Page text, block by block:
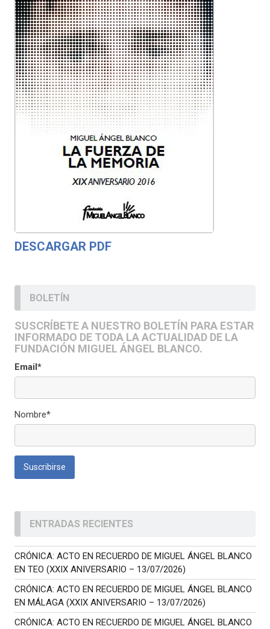
DESCARGAR PDF
BOLETÍN
SUSCRÍBETE A NUESTRO BOLETÍN PARA ESTAR
INFORMADO DE TODA LA ACTUALIDAD DE LA
FUNDACIÓN MIGUEL ÁNGEL BLANCO.
Email*
Nombre*
ENTRADAS RECIENTES
CRÓNICA: ACTO EN RECUERDO DE MIGUEL ÁNGEL BLANCO
EN TEO (XXIX ANIVERSARIO – 13/07/2026)
CRÓNICA: ACTO EN RECUERDO DE MIGUEL ÁNGEL BLANCO
EN MÁLAGA (XXIX ANIVERSARIO – 13/07/2026)
CRÓNICA: ACTO EN RECUERDO DE MIGUEL ÁNGEL BLANCO